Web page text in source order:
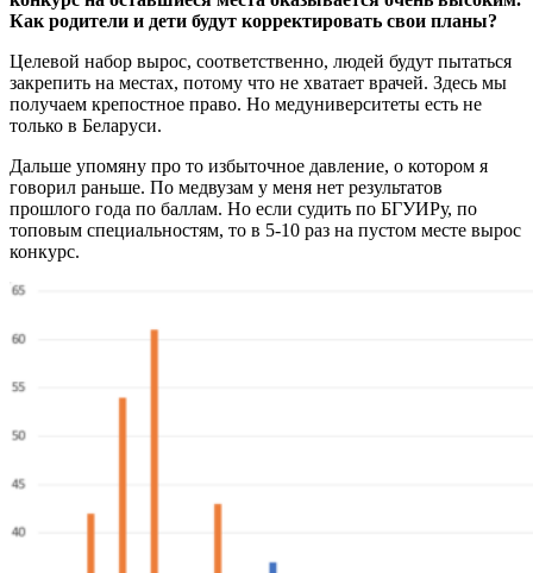
Как родители и дети будут корректировать свои планы?
Целевой набор вырос, соответственно, людей будут пытаться
закрепить на местах, потому что не хватает врачей. Здесь мы
получаем крепостное право. Но медуниверситеты есть не
только в Беларуси.
Дальше упомяну про то избыточное давление, о котором я
говорил раньше. По медвузам у меня нет результатов
прошлого года по баллам. Но если судить по БГУИРу, по
топовым специальностям, то в 5-10 раз на пустом месте вырос
конкурс.